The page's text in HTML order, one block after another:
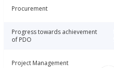
Procurement
Progress towards achievement
of PDO
Project Management